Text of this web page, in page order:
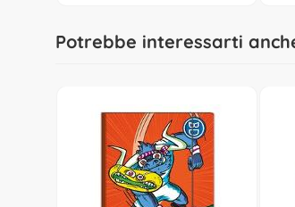
Potrebbe interessarti